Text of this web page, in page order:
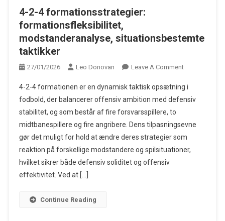
4-2-4 formationsstrategier:
formationsfleksibilitet,
modstanderanalyse, situationsbestemte
taktikker
27/01/2026 Leo Donovan Leave A CommentOn
2-
4
4-2-4 formationen er en dynamisk taktisk opsætning i
fodbold, der balancerer offensiv ambition med defensiv
stabilitet, og som består af fire forsvarsspillere, to
midtbanespillere og fire angribere. Dens tilpasningsevne
gør det muligt for hold at ændre deres strategier som
reaktion på forskellige modstandere og spilsituationer,
hvilket sikrer både defensiv soliditet og offensiv
effektivitet. Ved at […]
Continue Reading